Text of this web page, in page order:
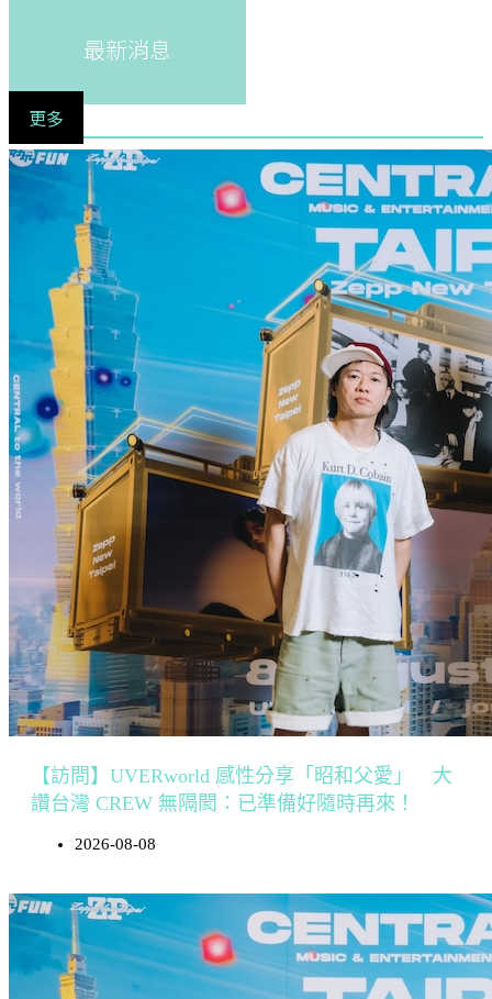
最新消息
更多
【訪問】UVERworld 感性分享「昭和父愛」 大
讚台灣 CREW 無隔閡：已準備好隨時再來！
2026-08-08